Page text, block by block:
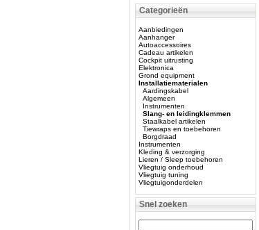
Categorieën
Aanbiedingen
Aanhanger
Autoaccessoires
Cadeau artikelen
Cockpit uitrusting
Elektronica
Grond equipment
Installatiematerialen
Aardingskabel
Algemeen
Instrumenten
Slang- en leidingklemmen
Staalkabel artikelen
Tiewraps en toebehoren
Borgdraad
Instrumenten
Kleding & verzorging
Lieren / Sleep toebehoren
Vliegtuig onderhoud
Vliegtuig tuning
Vliegtuigonderdelen
Snel zoeken